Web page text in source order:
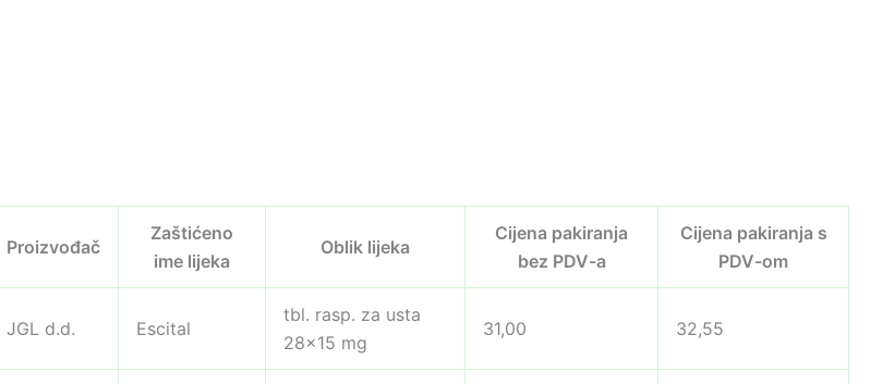
Proizvođač
Zaštićeno
ime lijeka
Oblik lijeka
Cijena pakiranja
bez PDV-a
Cijena pakiranja s
PDV-om
JGL d.d. Escital
tbl. rasp. za usta
28×15 mg
31,00 32,55